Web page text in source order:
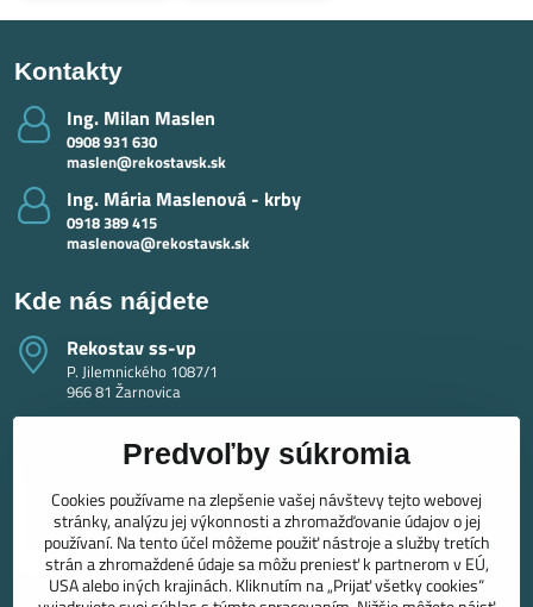
Kontakty
Ing​. Milan Maslen
0908 931 630
maslen@rekostavsk.sk
Ing​. Mária Maslenová - krby
0918 389 415
maslenova@rekostavsk.sk
Kde nás nájdete
Rekostav ss-vp
P. Jilemnického 1087/1
966 81 Žarnovica
Predvoľby súkromia
Cookies používame na zlepšenie vašej návštevy tejto webovej
stránky, analýzu jej výkonnosti a zhromažďovanie údajov o jej
používaní. Na tento účel môžeme použiť nástroje a služby tretích
strán a zhromaždené údaje sa môžu preniesť k partnerom v EÚ,
USA alebo iných krajinách. Kliknutím na „Prijať všetky cookies“